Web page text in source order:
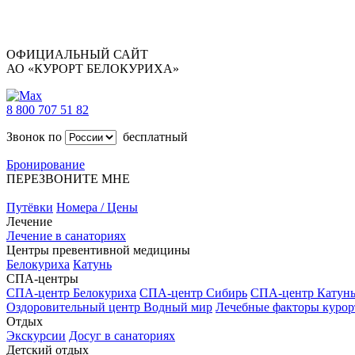
ОФИЦИАЛЬНЫЙ САЙТ
АО «КУРОРТ БЕЛОКУРИХА»
8 800 707 51 82
Звонок по
бесплатный
Бронирование
ПЕРЕЗВОНИТЕ МНЕ
Путёвки Номера / Цены
Лечение
Лечение в санаториях
Центры превентивной медицины
Белокуриха Катунь
СПА-центры
СПА-центр Белокуриха СПА-центр Сибирь СПА-центр Катунь
Оздоровительный центр Водный мир Лечебные факторы
Отдых
Экскурсии Досуг в санаториях
Детский отдых